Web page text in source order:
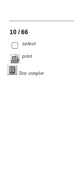
10 / 66
select
print
Text complet